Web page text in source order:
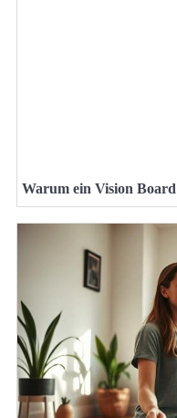
Warum ein Vision